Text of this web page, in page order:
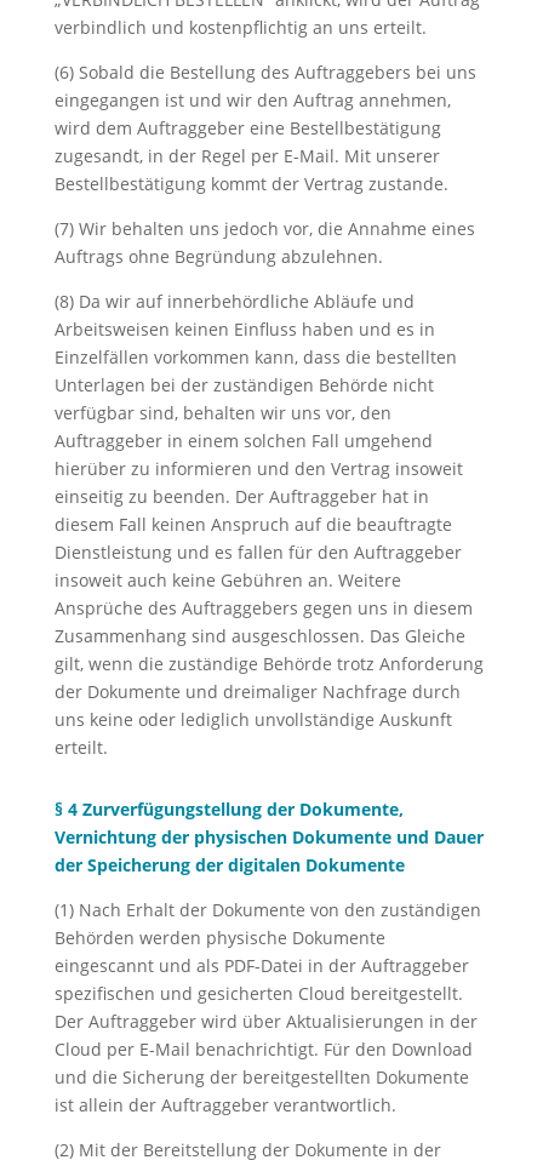
verbindlich und kostenpflichtig an uns erteilt.
(6) Sobald die Bestellung des Auftraggebers bei uns
eingegangen ist und wir den Auftrag annehmen,
wird dem Auftraggeber eine Bestellbestätigung
zugesandt, in der Regel per E-Mail. Mit unserer
Bestellbestätigung kommt der Vertrag zustande.
(7) Wir behalten uns jedoch vor, die Annahme eines
Auftrags ohne Begründung abzulehnen.
(8) Da wir auf innerbehördliche Abläufe und
Arbeitsweisen keinen Einfluss haben und es in
Einzelfällen vorkommen kann, dass die bestellten
Unterlagen bei der zuständigen Behörde nicht
verfügbar sind, behalten wir uns vor, den
Auftraggeber in einem solchen Fall umgehend
hierüber zu informieren und den Vertrag insoweit
einseitig zu beenden. Der Auftraggeber hat in
diesem Fall keinen Anspruch auf die beauftragte
Dienstleistung und es fallen für den Auftraggeber
insoweit auch keine Gebühren an. Weitere
Ansprüche des Auftraggebers gegen uns in diesem
Zusammenhang sind ausgeschlossen. Das Gleiche
gilt, wenn die zuständige Behörde trotz Anforderung
der Dokumente und dreimaliger Nachfrage durch
uns keine oder lediglich unvollständige Auskunft
erteilt.
§ 4 Zurverfügungstellung der Dokumente,
Vernichtung der physischen Dokumente und Dauer
der Speicherung der digitalen Dokumente
(1) Nach Erhalt der Dokumente von den zuständigen
Behörden werden physische Dokumente
eingescannt und als PDF-Datei in der Auftraggeber
spezifischen und gesicherten Cloud bereitgestellt.
Der Auftraggeber wird über Aktualisierungen in der
Cloud per E-Mail benachrichtigt. Für den Download
und die Sicherung der bereitgestellten Dokumente
ist allein der Auftraggeber verantwortlich.
(2) Mit der Bereitstellung der Dokumente in der